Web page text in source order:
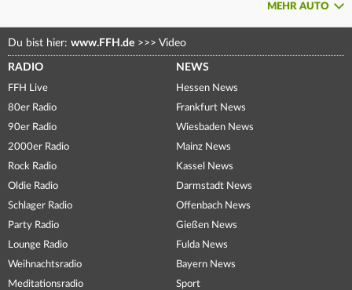
MEHR AUTO
Du bist hier: www.FFH.de >>> Video
RADIO
FFH Live
80er Radio
90er Radio
2000er Radio
Rock Radio
Oldie Radio
Schlager Radio
Party Radio
Lounge Radio
Weihnachtsradio
Meditationsradio
NEWS
Hessen News
Frankfurt News
Wiesbaden News
Mainz News
Kassel News
Darmstadt News
Offenbach News
Gießen News
Fulda News
Bayern News
Sport